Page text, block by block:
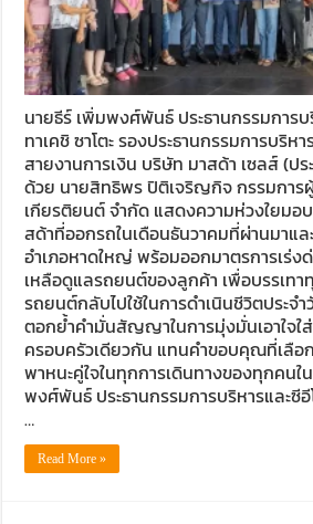
นายธีร์ เพิ่มพงศ์พันธ์ ประธานกรรมการบ
ทาเคชิ ซาโตะ รองประธานกรรมการบริหา
สายงานการเงิน บริษัท มาสด้า เซลส์ (ป
ด้วย นายสิทธิพร ปิติเจริญกิจ กรรมกา
เกียรติยนต์ จำกัด แสดงความห่วงใยมอ
สด้าที่ออกรถในเดือนธันวาคมที่ผ่านมาแ
อำเภอหาดใหญ่ พร้อมออกมาตรการเร่ง
เหลือดูแลรถยนต์ของลูกค้า เพื่อบรรเทา
รถยนต์กลับไปใช้ในการดำเนินชีวิตประจ
ตอกย้ำคำมั่นสัญญาในการมุ่งมั่นเอาใจใ
ครอบครัวเดียวกัน แทนคำขอบคุณที่เลือ
พาหนะคู่ใจในทุกการเดินทางของทุกคนใ
พงศ์พันธ์ ประธานกรรมการบริหารและซี
…
Read More »